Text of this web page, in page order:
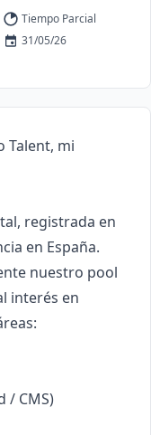
Tiempo Parcial
31/05/26
Talent, mi
registrada en
en España.
nuestro pool
interés en
/ CMS)